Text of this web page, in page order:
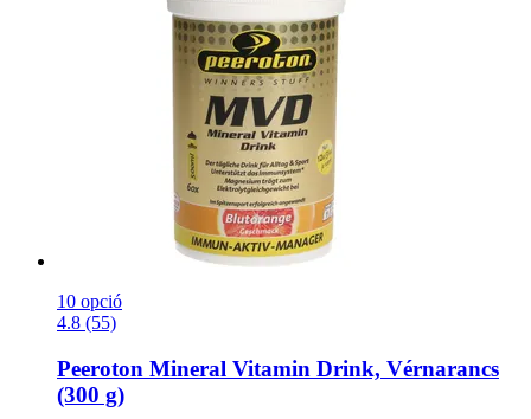
10 opció
4.8 (55)
Peeroton Mineral Vitamin Drink, Vérnarancs
(300 g)